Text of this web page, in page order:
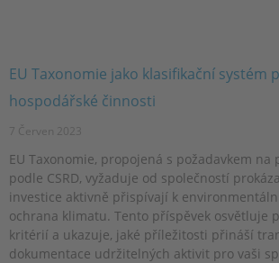
EU Taxonomie jako klasifikační systém
hospodářské činnosti
7 Červen 2023
EU Taxonomie, propojená s požadavkem na
podle CSRD, vyžaduje od společností
investice aktivně přispívají k
ochrana klimatu. Tento příspěvek osvětluje
kritérií a ukazuje, jaké příležitosti přináší
dokumentace udržitelných aktivit pro vaši